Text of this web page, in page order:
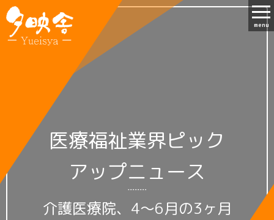
医療福祉業界ピック
アップニュース
介護医療院、4～6月の3ヶ月
menu